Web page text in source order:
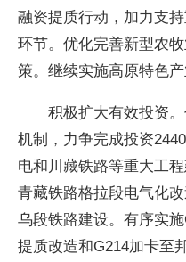
融资提质行动，加力支
环节。优化完善新型农
策。继续实施高原特色产
积极扩大有效投资。
机制，力争完成投资
电和川藏铁路等重大工
青藏铁路格拉段电气化
乌段铁路建设。有序实
提质改造和G214加卡至